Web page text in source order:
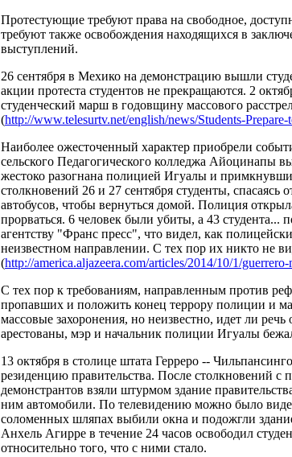
Протестующие требуют права на свободное,
требуют также освобождения находящихся в
выступлений.
26 сентября в Мехико на демонстрацию вышли
акции протеста студентов не прекращаются. 2
студенческий марш в годовщину массового
(http://www.telesurtv.net/english/news/Students-
Наиболее ожесточенный характер приобрели
сельского Педагогического колледжа Айоцинапы
жестоко разогнана полицией Игуалы и
столкновений 26 и 27 сентября студенты, спасаясь
автобусов, чтобы вернуться домой. Полиция
прорваться. 6 человек были убиты, а 43 студента...
агентству "Франс пресс", что видел, как
неизвестном направлении. С тех пор их никто не
(http://america.aljazeera.com/articles/2014/10/1/
С тех пор к требованиям, направленным против
пропавших и положить конец террору полиции и
массовые захоронения, но неизвестно, идет ли
арестованы, мэр и начальник полиции Игуалы
13 октября в столице штата Герреро --
резиденцию правительства. После столкновений с
демонстрантов взяли штурмом здание
ним автомобили. По телевидению можно было
соломенных шляпах выбили окна и подожгли
Анхель Агирре в течение 24 часов освободил
относительно того, что с ними стало.